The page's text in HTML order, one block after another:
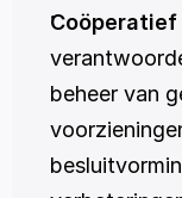
Coöperatief
beheer van